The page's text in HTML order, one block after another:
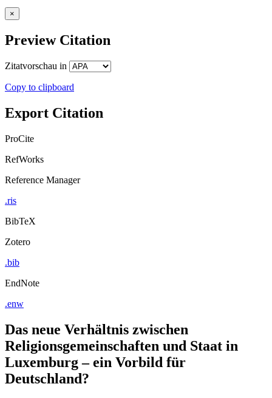
×
Preview Citation
Zitatvorschau in
Copy to clipboard
Export Citation
ProCite
RefWorks
Reference Manager
.ris
BibTeX
Zotero
.bib
EndNote
.enw
Das neue Verhältnis zwischen
Religionsgemeinschaften und Staat in
Luxemburg – ein Vorbild für
Deutschland?